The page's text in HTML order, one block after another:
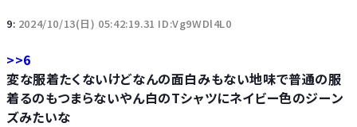
9: 2024/10/13(日) 05:42:19.31 ID:Vg9WDl4L0
>>6
変な服着たくないけどなんの面白みもない地味で普通の服
着るのもつまらないやん白のTシャツにネイビー色のジーン
ズみたいな